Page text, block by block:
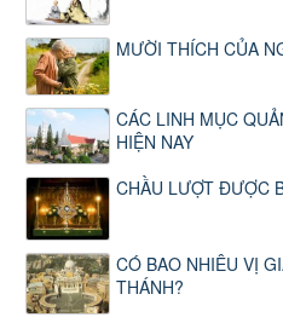
MƯỜI THÍCH CỦA
CÁC LINH MỤC
HIỆN NAY
CHẦU LƯỢT ĐƯỢC
CÓ BAO NHIÊU VỊ
THÁNH?